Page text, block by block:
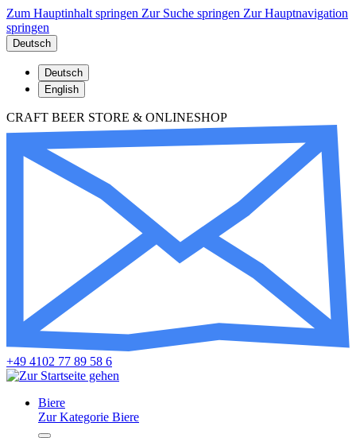
Zum Hauptinhalt springen Zur Suche springen Zur Hauptnavigation
springen
Deutsch
Deutsch
English
CRAFT BEER STORE & ONLINESHOP
+49 4102 77 89 58 6
Biere
Zur Kategorie Biere